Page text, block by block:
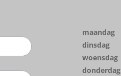
maandag
dinsdag
woensdag
donderdag